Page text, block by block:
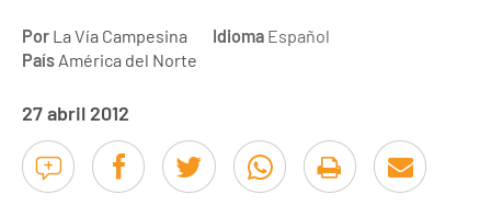
Por La Vía Campesina Idioma Español
País América del Norte
27 abril 2012